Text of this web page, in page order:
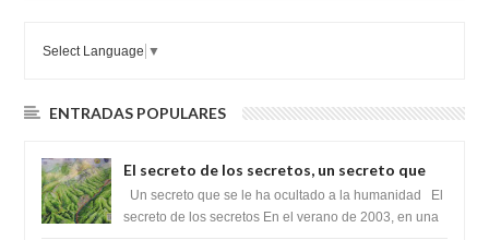
Select Language ▼
ENTRADAS POPULARES
El secreto de los secretos, un secreto que
cambiaría por completo el destino de la
humanidad
Un secreto que se le ha ocultado a la humanidad El
secreto de los secretos En el verano de 2003, en una